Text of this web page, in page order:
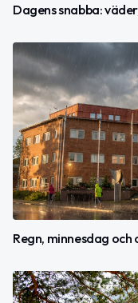
Dagens snabba:
Regn, minnesdag